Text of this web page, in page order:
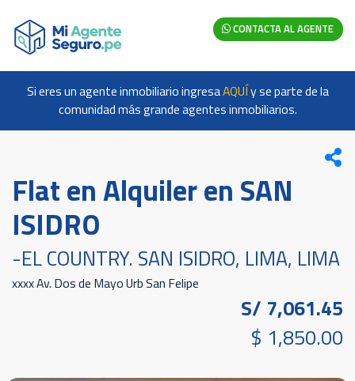
CONTACTA AL AGENTE
Si eres un agente inmobiliario ingresaAQUÍy se parte de la
comunidad más grande agentes inmobiliarios.
Flat en Alquiler en SAN
ISIDRO
-EL COUNTRY. SAN ISIDRO, LIMA, LIMA
xxxx Av. Dos de Mayo Urb San Felipe
S/ 7,061.45
$ 1,850.00